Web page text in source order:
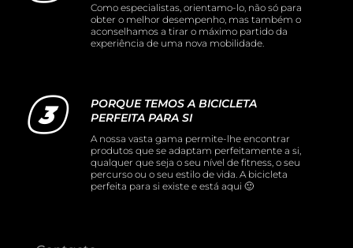
Como especialistas, orientamo-lo, não só para
obter o melhor desempenho, mas também o
aconselhamos a tirar o máximo partido da
experiência de uma nova mobilidade.
PORQUE TEMOS A BICICLETA
PERFEITA PARA SI
A nossa vasta gama permite-lhe encontrar
produtos que se adaptam perfeitamente a si,
qualquer que seja o seu nível de fitness, o seu
percurso ou o seu estilo de vida. A bicicleta
perfeita para si existe e está aqui 🙂